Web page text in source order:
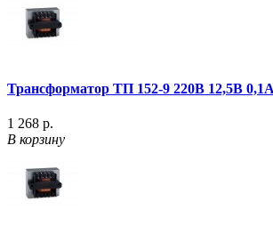
Трансформатор ТП 152-9 220В 12,5В
1 268 р.
В корзину